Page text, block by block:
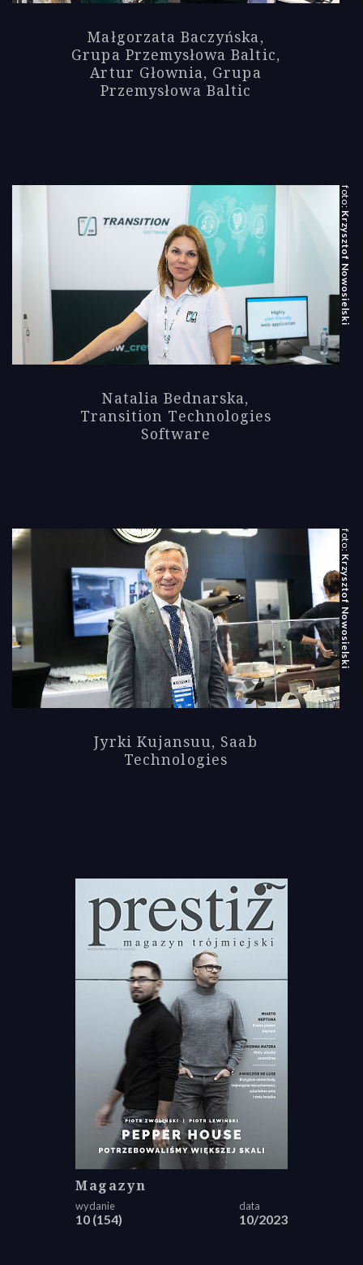
Małgorzata Baczyńska,
Grupa Przemysłowa Baltic,
Artur Głownia, Grupa
Przemysłowa Baltic
Natalia Bednarska,
Transition Technologies
Software
Krzysztof Nowosielski
Jyrki Kujansuu, Saab
Technologies
Krzysztof Nowosielski
Magazyn
10 (154) 10/2023